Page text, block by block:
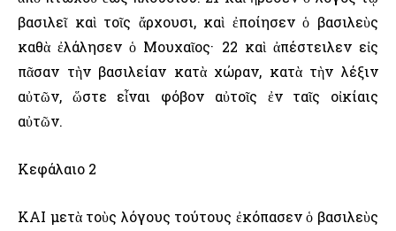
βασιλεῖ καὶ τοῖς ἄρχουσι, καὶ ἐποίησεν ὁ βασιλεὺς
καθὰ ἐλάλησεν ὁ Μουχαῖος· 22 καὶ ἀπέστειλεν εἰς
πᾶσαν τὴν βασιλείαν κατὰ χώραν, κατὰ τὴν λέξιν
αὐτῶν, ὥστε εἶναι φόβον αὐτοῖς ἐν ταῖς οἰκίαις
αὐτῶν.
Κεφάλαιο 2
ΚΑΙ μετὰ τοὺς λόγους τούτους ἐκόπασεν ὁ βασιλεὺς